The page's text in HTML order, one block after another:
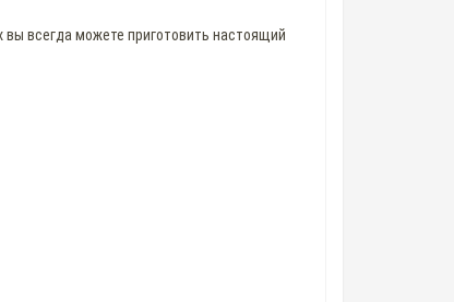
всегда можете приготовить настоящий